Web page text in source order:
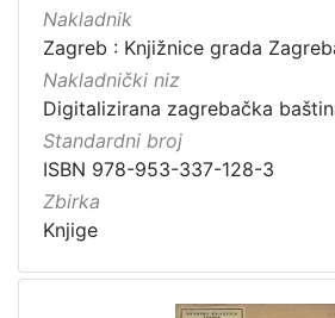
Nakladnik
Zagreb : Knjižnice grada
Nakladnički niz
Digitalizirana zagrebačka
Standardni broj
ISBN 978-953-337-128-3
Zbirka
Knjige